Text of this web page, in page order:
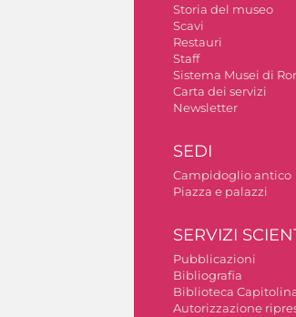
Storia del museo
Scavi
Restauri
Staff
Sistema Musei di
Carta dei servizi
Newsletter
SEDI
Campidoglio antico
Piazza e palazzi
SERVIZI
Pubblicazioni
Bibliografia
Biblioteca
Autorizzazione